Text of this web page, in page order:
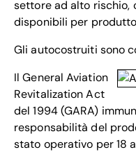
settore ad alto rischio,
disponibili per
Gli autocostruiti sono
Il General Aviation
Revitalization Act
del 1994 (GARA)
responsabilità del
stato operativo per 18